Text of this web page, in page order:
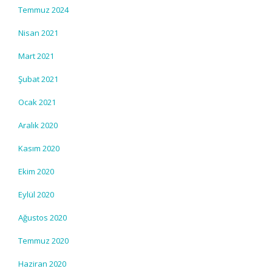
Temmuz 2024
Nisan 2021
Mart 2021
Şubat 2021
Ocak 2021
Aralık 2020
Kasım 2020
Ekim 2020
Eylül 2020
Ağustos 2020
Temmuz 2020
Haziran 2020